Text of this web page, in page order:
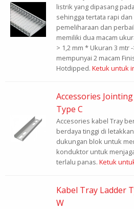
listrik yang dipasang
sehingga tertata rapi
pemeliharaan dan
memiliki dua macam
> 1,2 mm * Ukuran 3 mtr
mempunyai 2 macam
Hotdipped. Ketuk untuk
Accessories
Type C
Accesories kabel Tray
berdaya tinggi di
dukungan blok untuk
konduktor untuk
terlalu panas. Ketuk
Kabel Tray Ladder
W